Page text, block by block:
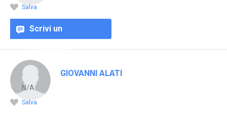
Salva
Scrivi un
commento
GIOVANNI ALATI
N/A
Salva